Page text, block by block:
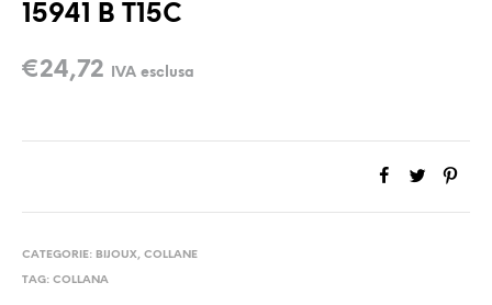
15941 B T15C
€24,72 IVA esclusa
CATEGORIE: BIJOUX, COLLANE
TAG: COLLANA